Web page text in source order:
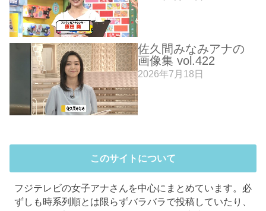
佐久間みなみアナの
画像集 vol.422
2026年7月18日
このサイトについて
フジテレビの女子アナさんを中心にまとめています。必
ずしも時系列順とは限らずバラバラで投稿していたり、